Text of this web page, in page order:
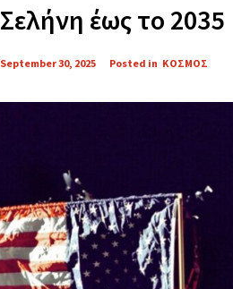
Σελήνη έως το 2035
September 30, 2025 Posted in ΚΟΣΜΟΣ